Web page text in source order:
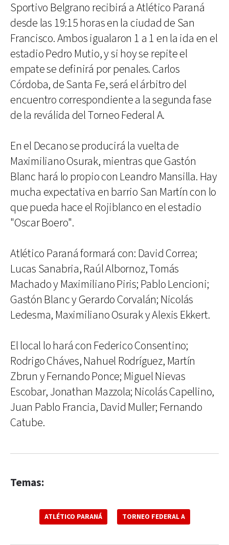
Sportivo Belgrano recibirá a Atlético Paraná
desde las 19:15 horas en la ciudad de San
Francisco. Ambos igualaron 1 a 1 en la ida en el
estadio Pedro Mutio, y si hoy se repite el
empate se definirá por penales. Carlos
Córdoba, de Santa Fe, será el árbitro del
encuentro correspondiente a la segunda fase
de la reválida del Torneo Federal A.
En el Decano se producirá la vuelta de
Maximiliano Osurak, mientras que Gastón
Blanc hará lo propio con Leandro Mansilla. Hay
mucha expectativa en barrio San Martín con lo
que pueda hace el Rojiblanco en el estadio
"Oscar Boero".
Atlético Paraná formará con: David Correa;
Lucas Sanabria, Raúl Albornoz, Tomás
Machado y Maximiliano Piris; Pablo Lencioni;
Gastón Blanc y Gerardo Corvalán; Nicolás
Ledesma, Maximiliano Osurak y Alexis Ekkert.
El local lo hará con Federico Consentino;
Rodrigo Cháves, Nahuel Rodríguez, Martín
Zbrun y Fernando Ponce; Miguel Nievas
Escobar, Jonathan Mazzola; Nicolás Capellino,
Juan Pablo Francia, David Muller; Fernando
Catube.
Temas:
ATLÉTICO PARANÁ TORNEO FEDERAL A